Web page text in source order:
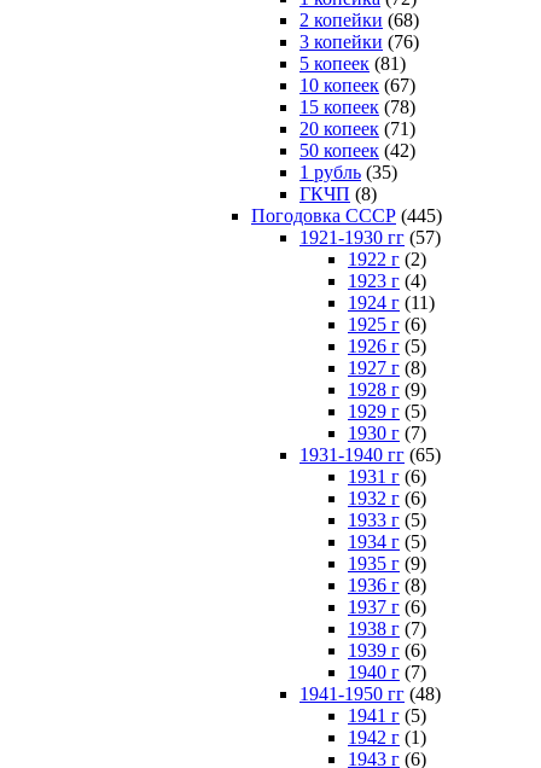
2 копейки (68)
3 копейки (76)
5 копеек (81)
10 копеек (67)
15 копеек (78)
20 копеек (71)
50 копеек (42)
1 рубль (35)
ГКЧП (8)
Погодовка СССР (445)
1921-1930 гг (57)
1922 г (2)
1923 г (4)
1924 г (11)
1925 г (6)
1926 г (5)
1927 г (8)
1928 г (9)
1929 г (5)
1930 г (7)
1931-1940 гг (65)
1931 г (6)
1932 г (6)
1933 г (5)
1934 г (5)
1935 г (9)
1936 г (8)
1937 г (6)
1938 г (7)
1939 г (6)
1940 г (7)
1941-1950 гг (48)
1941 г (5)
1942 г (1)
1943 г (6)